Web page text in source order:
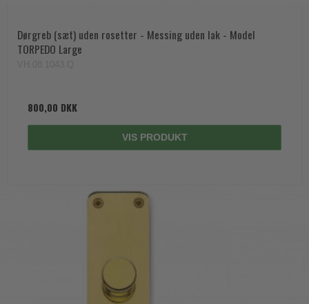
Dørgreb (sæt) uden rosetter - Messing uden lak - Model
TORPEDO Large
800,00 DKK
VIS PRODUKT